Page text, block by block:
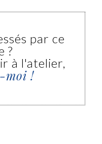
par ce
?
à l'atelier,
moi !